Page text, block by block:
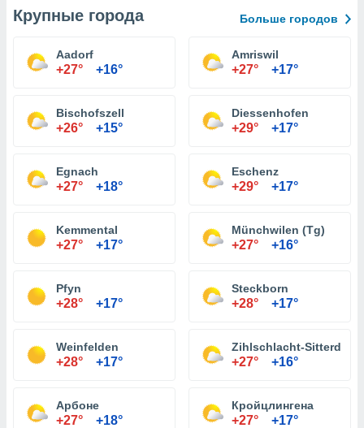
Крупные города Больше городов
Aadorf
+27° +16°
Amriswil
+27° +17°
Bischofszell
+26° +15°
Diessenhofen
+29° +17°
Egnach
+27° +18°
Eschenz
+29° +17°
Kemmental
+27° +17°
Münchwilen (Tg)
+27° +16°
Pfyn
+28° +17°
Steckborn
+28° +17°
Weinfelden
+28° +17°
Zihlschlacht-Sitterdorf
+27° +16°
Арбоне
+27° +18°
Кройцлингена
+27° +17°